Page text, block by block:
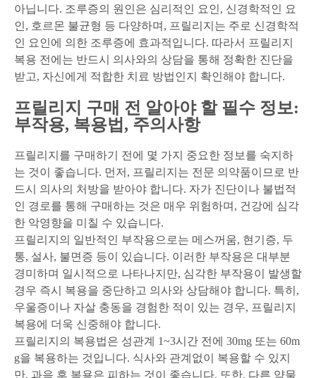
아닙니다. 조루증의 원인은 심리적인 요인, 신경학적인 요
인, 호르몬 불균형 등 다양하며, 프릴리지는 주로 신경학적
인 요인에 의한 조루증에 효과적입니다. 따라서 프릴리지
복용 전에는 반드시 의사와의 상담을 통해 정확한 진단을
받고, 자신에게 적합한 치료 방법인지 확인해야 합니다.
프릴리지 구매 전 알아야 할 필수 정보:
부작용, 복용법, 주의사항
프릴리지를 구매하기 전에 몇 가지 중요한 정보를 숙지하
는 것이 좋습니다. 먼저, 프릴리지는 전문 의약품이므로 반
드시 의사의 처방을 받아야 합니다. 자가 진단이나 불법적
인 경로를 통해 구매하는 것은 매우 위험하며, 건강에 심각
한 악영향을 미칠 수 있습니다.
프릴리지의 일반적인 부작용으로는 메스꺼움, 현기증, 두
통, 설사, 불면증 등이 있습니다. 이러한 부작용은 대부분
경미하며 일시적으로 나타나지만, 심각한 부작용이 발생할
경우 즉시 복용을 중단하고 의사와 상담해야 합니다. 특히,
우울증이나 자살 충동을 경험한 적이 있는 경우, 프릴리지
복용에 더욱 신중해야 합니다.
프릴리지의 복용법은 성관계 1~3시간 전에 30mg 또는 60m
g을 복용하는 것입니다. 식사와 관계없이 복용할 수 있지
만, 과음 후 복용은 피하는 것이 좋습니다. 또한, 다른 약물